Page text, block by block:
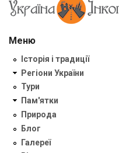
Меню
Історія і традиції
Регіони України
Тури
Пам'ятки
Природа
Блог
Галереї